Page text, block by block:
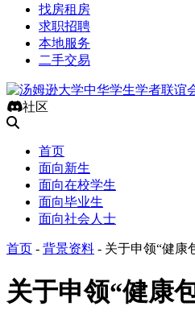
找房租房
求职招聘
本地服务
二手交易
社区
首页
面向新生
面向在校学生
面向毕业生
面向社会人士
首页 - 背景资料 - 关于申领“健康
关于申领“健康